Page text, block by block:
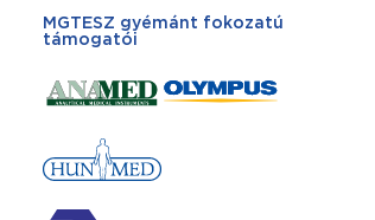
MGTESZ gyémánt fokozatú
támogatói